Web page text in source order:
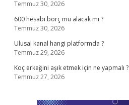
Temmuz 30, 2026
600 hesabı borç mu alacak mı ?
Temmuz 30, 2026
Ulusal kanal hangi platformda ?
Temmuz 29, 2026
Koç erkeğini aşık etmek için ne yapmalı ?
Temmuz 27, 2026